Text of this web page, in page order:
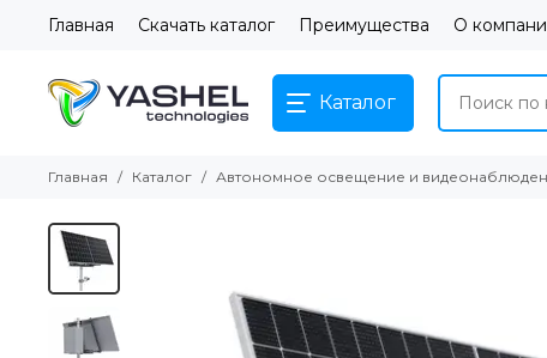
Главная Скачать каталог Преимущества О
Каталог
Главная Каталог Автономное освещение и